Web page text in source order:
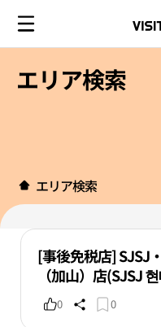
エリア検索
エリア検索
[事後免税店] SJSJ
（加山）店(SJSJ
0 0